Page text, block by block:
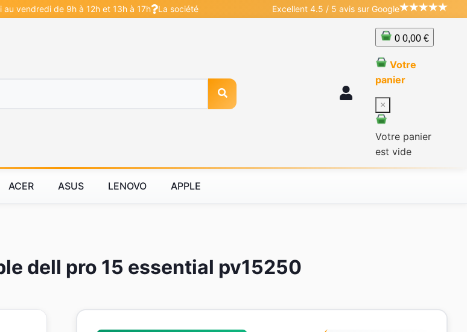
vendredi de 9h à 12h et 13h à 17h La société Excellent 4.5 / 5 avis sur Google
0 0,00 €
Votre
panier
×
Votre panier
est vide
ACER ASUS LENOVO APPLE
dell pro 15 essential pv15250